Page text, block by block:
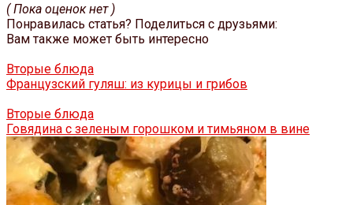
( Пока оценок нет )
Понравилась статья? Поделиться с друзьями:
Вам также может быть интересно
Вторые блюда
Французский гуляш: из курицы и грибов
Вторые блюда
Говядина с зеленым горошком и тимьяном в вине